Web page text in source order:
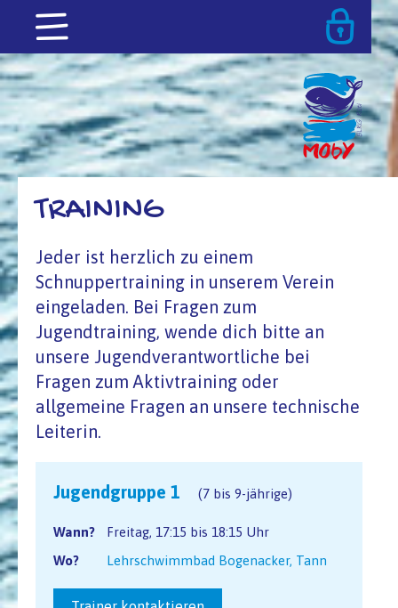
TRAINING
Jeder ist herzlich zu einem
Schnuppertraining in unserem Verein
eingeladen. Bei Fragen zum
Jugendtraining, wende dich bitte an
unsere Jugendverantwortliche bei
Fragen zum Aktivtraining oder
allgemeine Fragen an unsere technische
Leiterin.
Jugendgruppe 1 (7 bis 9-jährige)
Wann?
Freitag, 17:15 bis 18:15 Uhr
Wo?
Lehrschwimmbad Bogenacker, Tann